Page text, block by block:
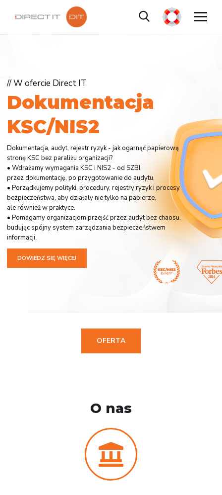
Dokumentacja
KSC/NIS2
Dokumentacja, audyt, rejestr ryzyk - jak ogarnąć papierową
stronę KSC bez paraliżu organizacji?
• Wdrażamy wymagania KSC i NIS2 - od SZBI,
przez dokumentację, po przygotowanie do audytu.
• Porządkujemy polityki, procedury, rejestry ryzyk i procesy
bezpieczeństwa, aby działały nie tylko na papierze,
ale również w praktyce.
• Pomagamy organizacjom przejść przez audyt bez chaosu,
budując spójny system zarządzania bezpieczeństwem
informacji.
// W ofercie Direct IT
DOWIEDZ SIĘ WIĘCEJ
OFERTA
O nas